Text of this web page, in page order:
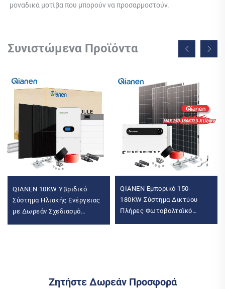
μοναδικά μοτίβα που μπορούν να προσαρμοστούν.
Συνιστώμενα Προϊόντα
QIANEN 10KW Υβριδικό
Σύστημα Ηλιακής Ενέργειας
με Δωρεάν Σχεδιασμό
QIANEN Εμπορικό 150-
180KW Σύστημα Δικτύου
Πλήρες Φωτοβολταϊκό
Ζητήστε Δωρεάν Προσφορά